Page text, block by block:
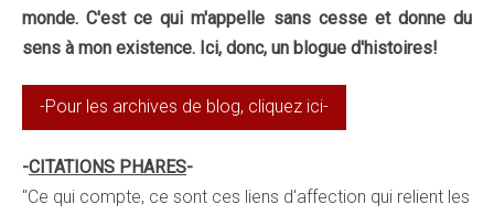
monde.C'est ce qui m'appelle sans cesse et donne du
sens à mon existence. Ici, donc, un blogue d'histoires!
-Pour les archives de blog, cliquez ici-
-CITATIONS PHARES-
"Ce qui compte, ce sont ces liens d'affection qui relient les